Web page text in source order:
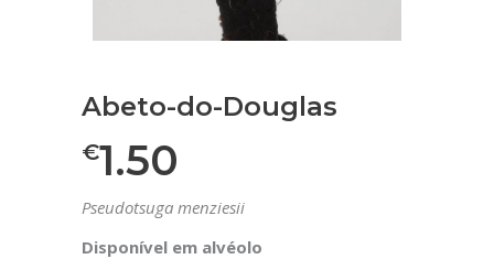
Abeto-do-Douglas
€1.50
Pseudotsuga menziesii
Disponível em alvéolo